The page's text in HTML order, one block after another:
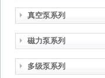
真空泵系列
磁力泵系列
多级泵系列